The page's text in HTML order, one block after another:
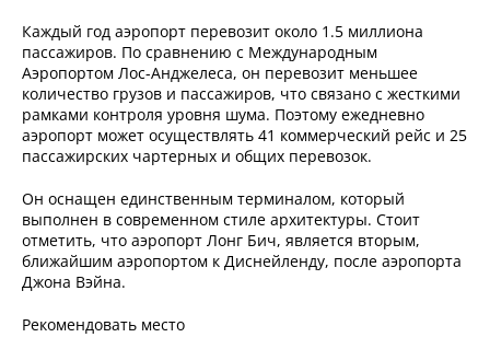
Каждый год аэропорт перевозит около 1.5 миллиона
пассажиров. По сравнению с Международным
Аэропортом Лос-Анджелеса, он перевозит меньшее
количество грузов и пассажиров, что связано с жесткими
рамками контроля уровня шума. Поэтому ежедневно
аэропорт может осуществлять 41 коммерческий рейс и 25
пассажирских чартерных и общих перевозок.
Он оснащен единственным терминалом, который
выполнен в современном стиле архитектуры. Стоит
отметить, что аэропорт Лонг Бич, является вторым,
ближайшим аэропортом к Диснейленду, после аэропорта
Джона Вэйна.
Рекомендовать место